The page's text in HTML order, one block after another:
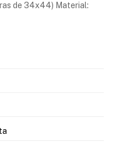
de 34x44) Material: